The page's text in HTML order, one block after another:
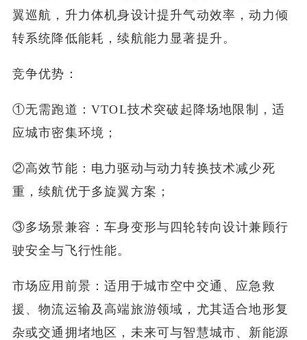
翼巡航，升力体机身设计提升气动效率，动力倾
转系统降低能耗，续航能力显著提升。
竞争优势：
①无需跑道：VTOL技术突破起降场地限制，适
应城市密集环境；
②高效节能：电力驱动与动力转换技术减少死
重，续航优于多旋翼方案；
③多场景兼容：车身变形与四轮转向设计兼顾行
驶安全与飞行性能。
市场应用前景：适用于城市空中交通、应急救
援、物流运输及高端旅游领域，尤其适合地形复
杂或交通拥堵地区，未来可与智慧城市、新能源